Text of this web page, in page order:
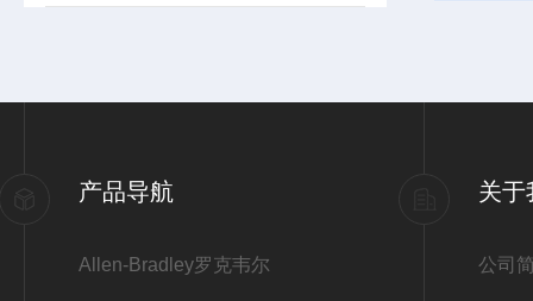
产品导航
Allen-Bradley罗克韦尔
关于
公司